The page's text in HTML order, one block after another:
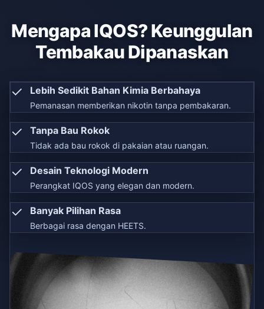
Mengapa IQOS? Keunggulan
Tembakau Dipanaskan
✓ Lebih Sedikit Bahan Kimia Berbahaya
Pemanasan memberikan nikotin tanpa pembakaran.
✓ Tanpa Bau Rokok
Tidak ada bau rokok di pakaian atau ruangan.
✓ Desain Teknologi Modern
Perangkat IQOS yang elegan dan modern.
✓ Banyak Pilihan Rasa
Berbagai rasa dengan HEETS.